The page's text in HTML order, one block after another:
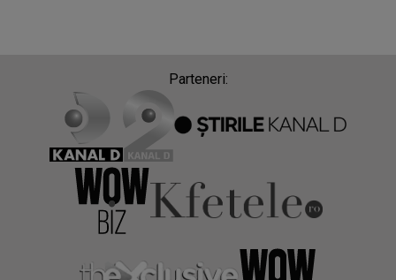
Parteneri: